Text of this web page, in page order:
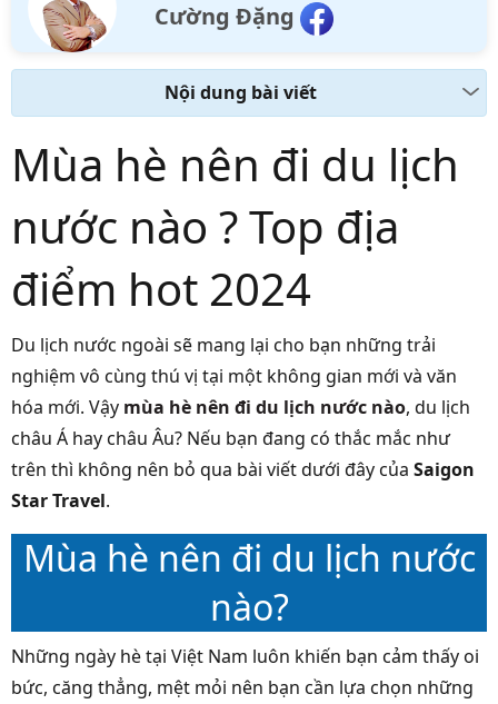
Cường Đặng
Nội dung bài viết
Mùa hè nên đi du lịch
nước nào ? Top địa
điểm hot 2024
Du lịch nước ngoài sẽ mang lại cho bạn những trải
nghiệm vô cùng thú vị tại một không gian mới và văn
hóa mới. Vậy mùa hè nên đi du lịch nước nào, du lịch
châu Á hay châu Âu? Nếu bạn đang có thắc mắc như
trên thì không nên bỏ qua bài viết dưới đây của Saigon
Star Travel.
Mùa hè nên đi du lịch nước
nào?
Những ngày hè tại Việt Nam luôn khiến bạn cảm thấy oi
bức, căng thẳng, mệt mỏi nên bạn cần lựa chọn những